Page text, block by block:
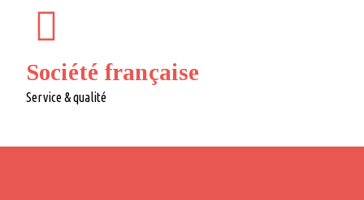
Société française
Service & qualité